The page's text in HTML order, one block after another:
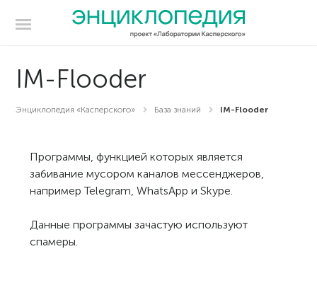
IM-Flooder
Энциклопедия «Касперского» База знаний IM-Flooder
Программы, функцией которых является
забивание мусором каналов мессенджеров,
например Telegram, WhatsApp и Skype.
Данные программы зачастую используют
спамеры.